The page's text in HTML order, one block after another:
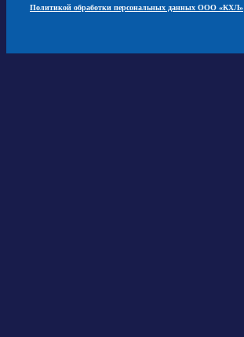
Политикой обработки персональных данных ООО «КХЛ»